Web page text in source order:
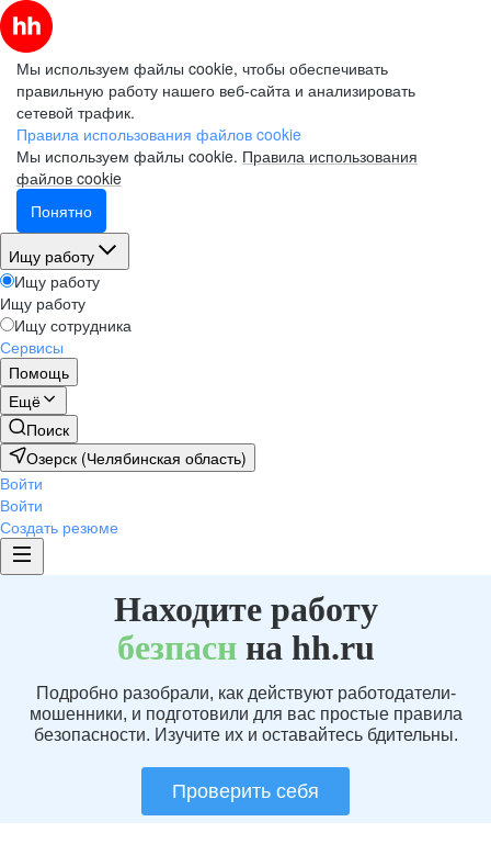
Мы используем файлы cookie, чтобы обеспечивать
правильную работу нашего веб-сайта и анализировать
сетевой трафик.
Правила использования файлов cookie
Мы используем файлы cookie. Правила использования
файлов cookie
Понятно
Ищу работу
Ищу работу
Ищу работу
Ищу сотрудника
Сервисы
Помощь
Ещё
Поиск
Озерск (Челябинская область)
Войти
Войти
Создать резюме
Находите работу
безпаснна hh.ru
Подробно разобрали, как действуют работодатели-
мошенники, и подготовили для вас простые правила
безопасности. Изучите их и оставайтесь бдительны.
Проверить себя